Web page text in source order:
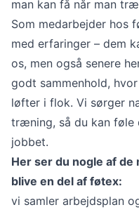
man kan få når man
Som medarbejder
med erfaringer – dem
os, men også senere
godt sammenhold,
løfter i flok. Vi sørger
træning, så du kan
jobbet.
Her ser du nogle af
blive en del af føtex:
vi samler arbejdsplan